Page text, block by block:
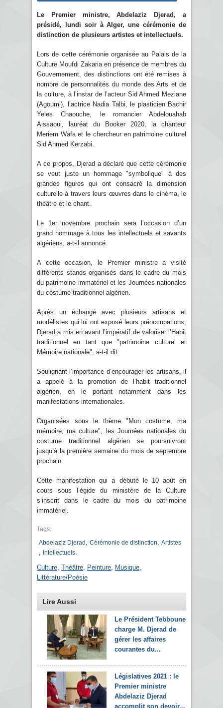
Le Premier ministre, Abdelaziz Djerad, a
présidé, lundi soir à Alger, une cérémonie de
distinction de plusieurs artistes et intellectuels.
Lors de cette cérémonie organisée au Palais de la
Culture Moufdi Zakaria en présence de membres du
Gouvernement, des distinctions ont été remises à
nombre de personnalités du monde des Arts et de
la culture, à l’instar de l’acteur Sid Ahmed Meziane
(Agoumi), l’actrice Nadia Talbi, le plasticien Bachir
Yeles Chaouche, le romancier Abdelouahab
Aissaoui, lauréat du Booker 2020, la chanteur
Meriem Wafa et le chercheur en patrimoine culturel
Sid Ahmed Kerzabi.
A ce propos, Djerad a déclaré que cette cérémonie
se veut juste un hommage "symbolique" à des
grandes figures qui ont consacré la dimension
culturelle à travers leurs œuvres dans le cinéma, le
théâtre et le chant.
Le 1er novembre prochain sera l’occasion d’un
grand hommage à tous les intellectuels et savants
algériens, a-t-il annoncé.
A cette occasion, le Premier ministre a visité
différents stands organisés dans le cadre du mois
du patrimoine immatériel et les Journées nationales
du costume traditionnel algérien.
Après un échangé avec plusieurs artisans et
modélistes qui lui ont exposé leurs préoccupations,
Djerad a mis en avant l’impératif de valoriser l’Habit
traditionnel en tant que "patrimoine culturel et
Mémoire nationale", a-t-il dit.
Soulignant l’importance d’encourager les artisans, il
a appelé à la promotion de l’habit traditionnel
algérien, en le portant notamment dans les
manifestations internationales.
Organisées sous le thème "Mon costume, ma
mémoire, ma culture", les Journées nationales du
costume traditionnel algérien se poursuivront
jusqu’à la première semaine du mois de septembre
prochain.
Cette manifestation qui a débuté le 10 août en
cours sous l’égide du ministère de la Culture
s’inscrit dans le cadre du mois du patrimoine
immatériel.
Tags:
Abdelaziz Djerad
Cérémonie de distinction Artistes
Intellectuels.
Culture Théâtre Peinture Musique
Littérature/Poésie
Lire Aussi
Le Président Tebboune
charge M. Djerad de
gérer les affaires
courantes du...
Législatives 2021 : le
Premier ministre
Abdelaziz Djerad
accomplit son devoir...